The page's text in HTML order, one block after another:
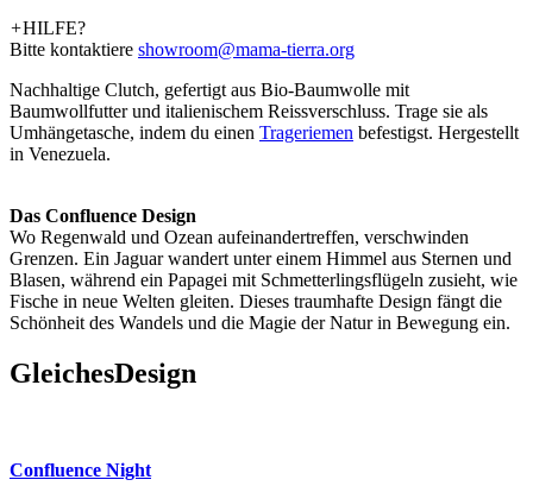
+HILFE?
Bitte kontaktiere showroom@mama-tierra.org
Nachhaltige Clutch, gefertigt aus Bio-Baumwolle mit
Baumwollfutter und italienischem Reissverschluss. Trage sie als
Umhängetasche, indem du einen Trageriemen befestigst. Hergestellt
in Venezuela.
Das Confluence Design
Wo Regenwald und Ozean aufeinandertreffen, verschwinden
Grenzen. Ein Jaguar wandert unter einem Himmel aus Sternen und
Blasen, während ein Papagei mit Schmetterlingsflügeln zusieht, wie
Fische in neue Welten gleiten. Dieses traumhafte Design fängt die
Schönheit des Wandels und die Magie der Natur in Bewegung ein.
GleichesDesign
Confluence Night